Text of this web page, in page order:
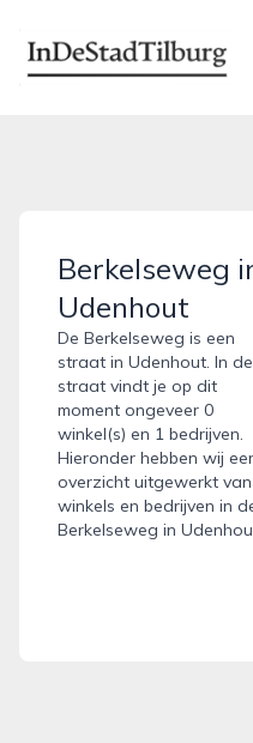
indestadtilburg.nl
Berkelseweg
Udenhout
De Berkelseweg is een
straat in Udenhout. In
straat vindt je op dit
moment ongeveer 0
winkel(s) en 1 bedrijven.
Hieronder hebben wij
overzicht uitgewerkt
winkels en bedrijven in
Berkelseweg in